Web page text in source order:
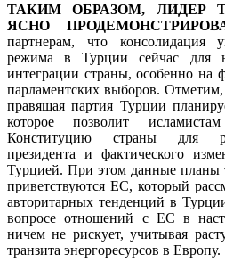
ТАКИМ ОБРАЗОМ, ЛИДЕР
ЯСНО
партнерам, что консолидация
режима в Турции сейчас для
интеграции страны, особенно на
парламентских выборов.
правящая партия Турции
которое позволит
Конституцию страны для
президента и фактического
Турцией. При этом данные планы
приветствуются ЕС, который
авторитарных тенденций в
вопросе отношений с ЕС в
ничем не рискует, учитывая
транзита энергоресурсов в Европу.